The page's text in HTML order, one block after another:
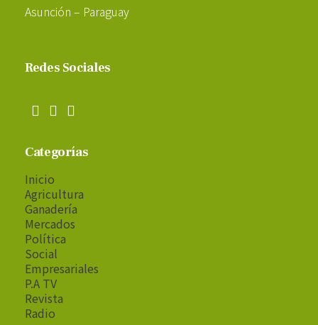
Asunción – Paraguay
Redes Sociales
Categorías
Inicio
Agricultura
Ganadería
Mercados
Política
Social
Empresariales
P.A TV
Revista
Radio